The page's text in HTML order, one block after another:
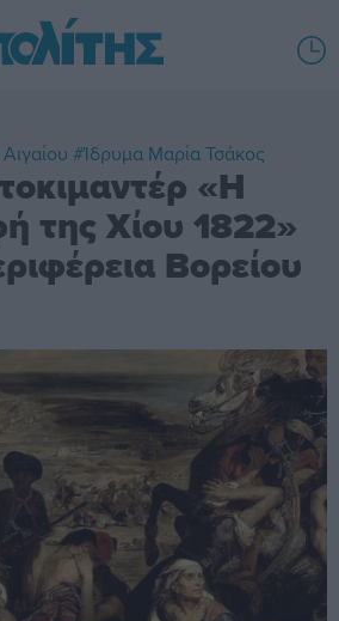
#Ίδρυμα Μαρία Τσάκος
«Η
της Χίου 1822»
Βορείου